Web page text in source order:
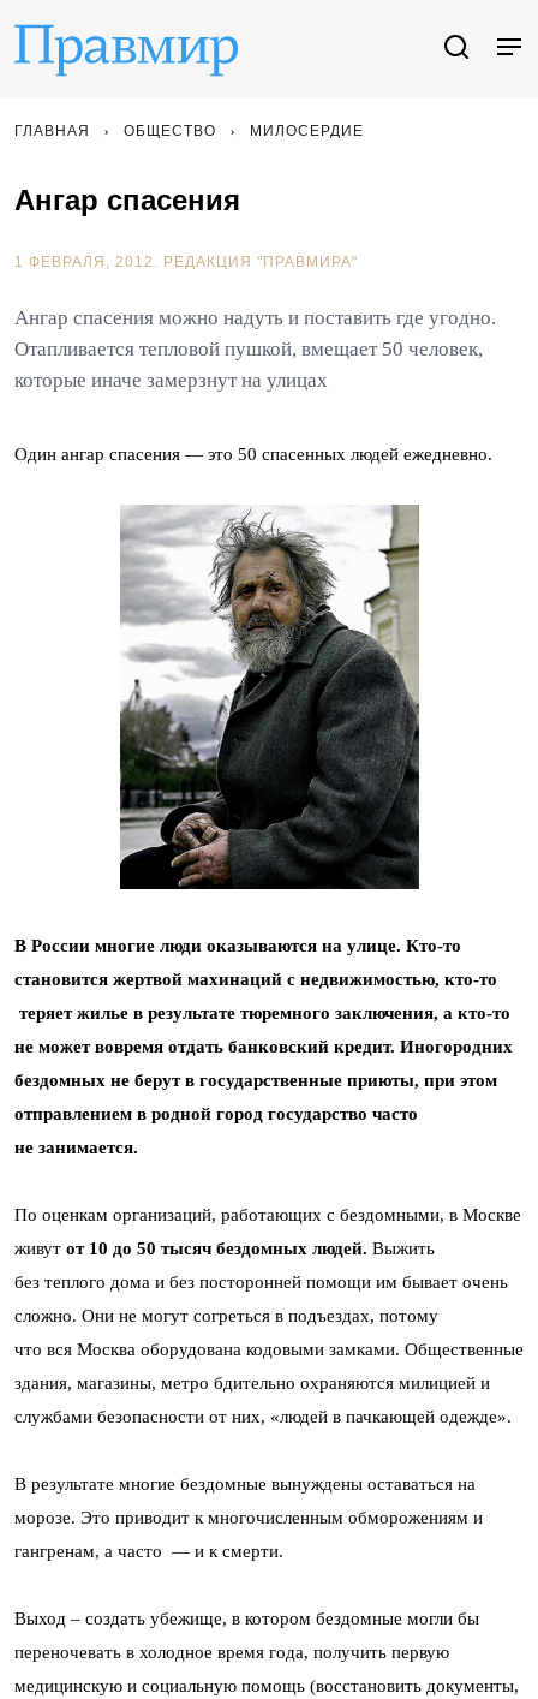
ГЛАВНАЯ ОБЩЕСТВО МИЛОСЕРДИЕ
Ангар спасения
1 ФЕВРАЛЯ, 2012. РЕДАКЦИЯ "ПРАВМИРА"
Ангар спасения можно надуть и поставить где угодно.
Отапливается тепловой пушкой, вмещает 50 человек,
которые иначе замерзнут на улицах
Один ангар спасения — это 50 спасенных людей ежедневно.
В России многие люди оказываются на улице. Кто-то
становится жертвой махинаций с недвижимостью, кто-то
теряет жилье в результате тюремного заключения, а кто-то
не может вовремя отдать банковский кредит. Иногородних
бездомных не берут в государственные приюты, при этом
отправлением в родной город государство часто
не занимается.
По оценкам организаций, работающих с бездомными, в Москве
живут от 10 до 50 тысяч бездомных людей. Выжить
без теплого дома и без посторонней помощи им бывает очень
сложно. Они не могут согреться в подъездах, потому
что вся Москва оборудована кодовыми замками. Общественные
здания, магазины, метро бдительно охраняются милицией и
службами безопасности от них, «людей в пачкающей одежде».
В результате многие бездомные вынуждены оставаться на
морозе. Это приводит к многочисленным обморожениям и
гангренам, а часто — и к смерти.
Выход – создать убежище, в котором бездомные могли бы
переночевать в холодное время года, получить первую
медицинскую и социальную помощь (восстановить документы,